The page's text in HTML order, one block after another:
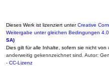
Dieses Werk ist lizenziert unterCreative
Weitergabe unter gleichen Bedingungen
SA)
Dies gilt für alle Inhalte, sofern sie nicht von
anderweitig gekennzeichnet sind. Autor:
- CC-Lizenz